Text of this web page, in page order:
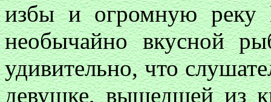
избы и огромную
необычайно вкусной
удивительно, что
девушке, вышедшей из